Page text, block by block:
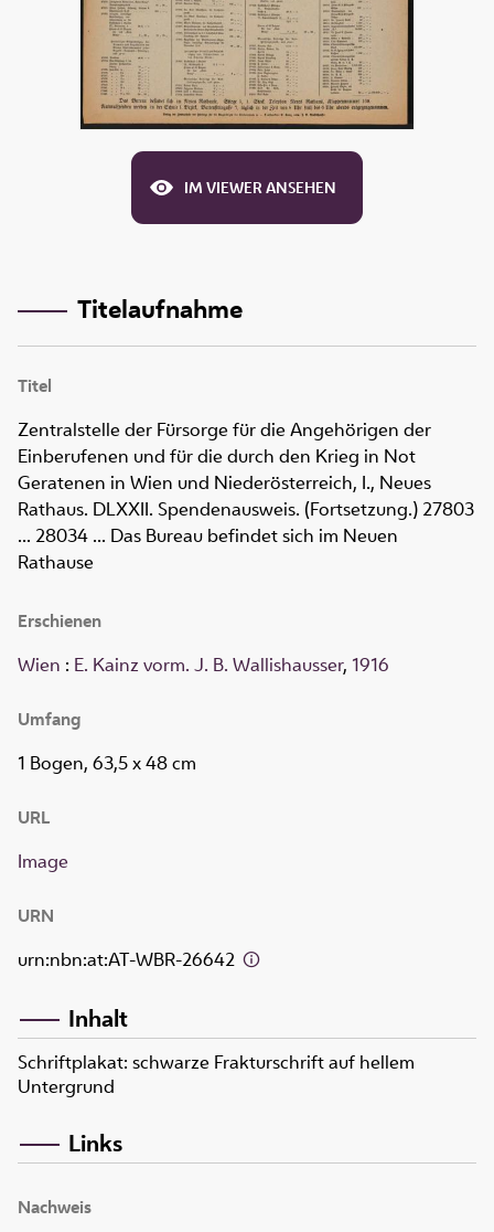
IM VIEWER ANSEHEN
Titelaufnahme
Titel
Zentralstelle der Fürsorge für die Angehörigen der
Einberufenen und für die durch den Krieg in Not
Geratenen in Wien und Niederösterreich, I., Neues
Rathaus. DLXXII. Spendenausweis. (Fortsetzung.) 27803
... 28034 ... Das Bureau befindet sich im Neuen
Rathause
Erschienen
Wien : E. Kainz vorm. J. B. Wallishausser, 1916
Umfang
1 Bogen, 63,5 x 48 cm
URL
Image
URN
urn:nbn:at:AT-WBR-26642
Inhalt
Schriftplakat: schwarze Frakturschrift auf hellem
Untergrund
Links
Nachweis